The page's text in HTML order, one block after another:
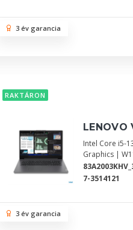
3 év garancia
RAKTÁRON
LENOVO
Intel Core i5-
Graphics |
7-3514121
3 év garancia